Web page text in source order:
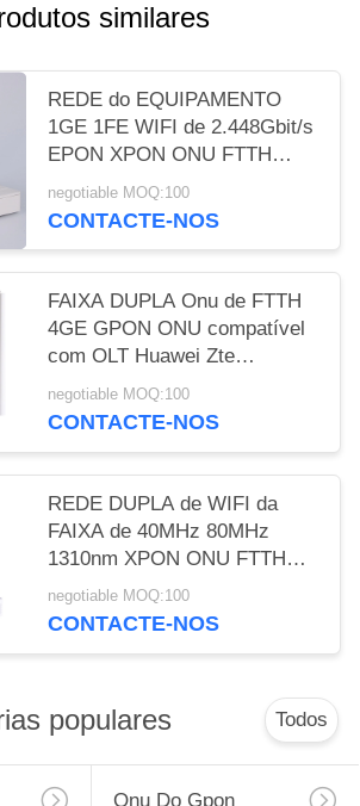
similares
REDE do EQUIPAMENTO
1GE 1FE WIFI de 2.448Gbit/s
EPON XPON ONU FTTH
EOC
negotiable MOQ:100
CONTACTE-NOS
FAIXA DUPLA Onu de FTTH
4GE GPON ONU compatível
com OLT Huawei Zte
Fiberhome
negotiable MOQ:100
CONTACTE-NOS
REDE DUPLA de WIFI da
FAIXA de 40MHz 80MHz
1310nm XPON ONU FTTH
4GE
negotiable MOQ:100
CONTACTE-NOS
populares Todos
Onu Do Gpon